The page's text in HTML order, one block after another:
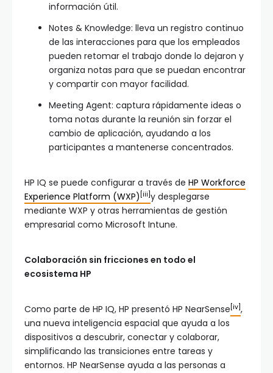
información útil.
Notes & Knowledge: lleva un registro continuo
de las interacciones para que los empleados
pueden retomar el trabajo donde lo dejaron y
organiza notas para que se puedan encontrar
y compartir con mayor facilidad.
Meeting Agent: captura rápidamente ideas o
toma notas durante la reunión sin forzar el
cambio de aplicación, ayudando a los
participantes a mantenerse concentrados.
HP IQ se puede configurar a través de HP Workforce
Experience Platform (WXP) [iii] y desplegarse
mediante WXP y otras herramientas de gestión
empresarial como Microsoft Intune.
Colaboración sin fricciones en todo el
ecosistema HP
Como parte de HP IQ, HP presentó HP NearSense [iv] ,
una nueva inteligencia espacial que ayuda a los
dispositivos a descubrir, conectar y colaborar,
simplificando las transiciones entre tareas y
entornos. HP NearSense ayuda a las personas a